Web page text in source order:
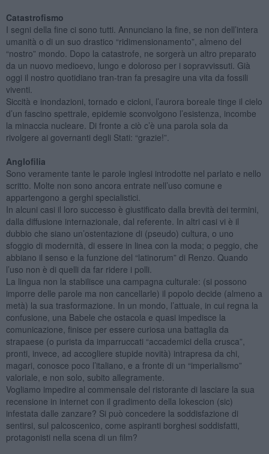
Catastrofismo
I segni della fine ci sono tutti. Annunciano la fine, se non dell’intera
umanità o di un suo drastico “ridimensionamento”, almeno del
“nostro” mondo. Dopo la catastrofe, ne sorgerà un altro preparato
da un nuovo medioevo, lungo e doloroso per i sopravvissuti. Già
oggi il nostro quotidiano tran-tran fa presagire una vita da fossili
viventi.
Siccità e inondazioni, tornado e cicloni, l’aurora boreale tinge il cielo
d’un fascino spettrale, epidemie sconvolgono l’esistenza, incombe
la minaccia nucleare. Di fronte a ciò c’è una parola sola da
rivolgere ai governanti degli Stati: “grazie!”.
Anglofilia
Sono veramente tante le parole inglesi introdotte nel parlato e nello
scritto. Molte non sono ancora entrate nell’uso comune e
appartengono a gerghi specialistici.
In alcuni casi il loro successo è giustificato dalla brevità dei termini,
dalla diffusione internazionale, dal referente. In altri casi vi è il
dubbio che siano un’ostentazione di (pseudo) cultura, o uno
sfoggio di modernità, di essere in linea con la moda; o peggio, che
abbiano il senso e la funzione del “latinorum” di Renzo. Quando
l’uso non è di quelli da far ridere i polli.
La lingua non la stabilisce una campagna culturale: (si possono
imporre delle parole ma non cancellarle) il popolo decide (almeno a
metà) la sua trasformazione. In un mondo, l’attuale, in cui regna la
confusione, una Babele che ostacola e quasi impedisce la
comunicazione, finisce per essere curiosa una battaglia da
strapaese (o purista da imparruccati “accademici della crusca”,
pronti, invece, ad accogliere stupide novità) intrapresa da chi,
magari, conosce poco l’italiano, e a fronte di un “imperialismo”
valoriale, e non solo, subito allegramente.
Vogliamo impedire al commensale del ristorante di lasciare la sua
recensione in internet con il gradimento della lokescion (sic)
infestata dalle zanzare? Si può concedere la soddisfazione di
sentirsi, sul palcoscenico, come aspiranti borghesi soddisfatti,
protagonisti nella scena di un film?